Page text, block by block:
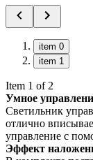
item 0
item 1
Item 1 of 2
Умное
Светильник
отлично
управление с
Эффект